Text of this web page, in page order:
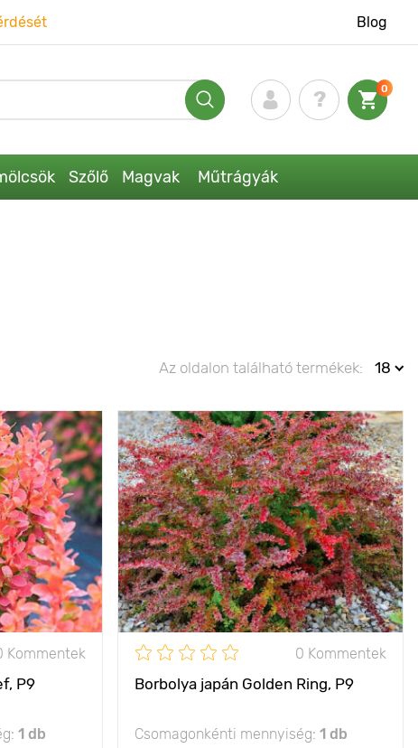
Blog
0
Szőlő Magvak Műtrágyák
Az oldalon található termékek: 18
Kommentek
P9
1 db
szezon végén
narancssárga,
árnyalatokkal
100 - 150 cm
100 - 150 cm
nap, félárnyék
- 29°С
0 Kommentek
Borbolya japán Golden Ring, P9
Csomagonkénti mennyiség: 1 db
Jellemzők
elegáns dekoráció a
kertben
Kifejlett kori
magasság
100 - 150 cm
Ültetési távolság 150 - 200 cm
Fényigény nap, félárnyék
Fagyállóság - 21°С
Cserépméret P9